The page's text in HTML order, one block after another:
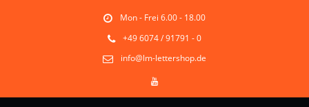
Mon - Frei 6.00 - 18.00
+49 6074 / 91791 - 0
info@lm-lettershop.de